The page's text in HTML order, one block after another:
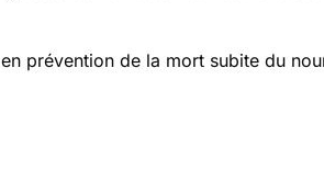
prévention de la mort subite du